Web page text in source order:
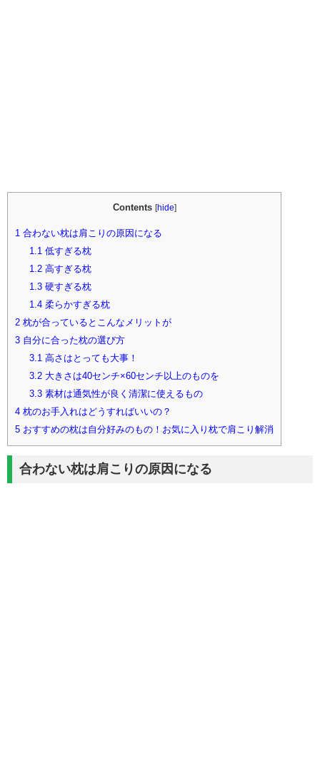
Contents [hide]
1 合わない枕は肩こりの原因になる
1.1 低すぎる枕
1.2高すぎる枕
1.3硬すぎる枕
1.4柔らかすぎる枕
2 枕が合っているとこんなメリットが
3 自分に合った枕の選び方
3.1 高さはとっても大事！
3.2大きさは40センチ×60センチ以上のものを
3.3素材は通気性が良く清潔に使えるもの
4 枕のお手入れはどうすればいいの？
5 おすすめの枕は自分好みのもの！お気に入り枕で肩こり解消
合わない枕は肩こりの原因になる